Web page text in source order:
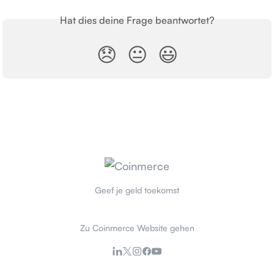
Hat dies deine Frage beantwortet?
😞 😐 😃
Geef je geld toekomst
Zu Coinmerce Website gehen